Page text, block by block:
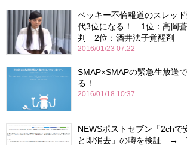
ベッキー不倫報道のスレッ
代3位になる！ 1位：高岡
判 2位：酒井法子覚醒剤
2016/01/23 07:22
SMAP×SMAPの緊急生放送
る！
2016/01/18 10:37
NEWSポストセブン「2chで
と即消去」の噂を検証 →